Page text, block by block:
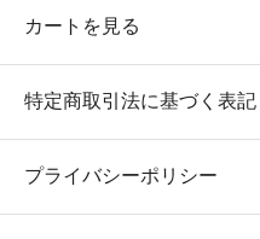
カートを見る
特定商取引法に基づく表記
プライバシーポリシー